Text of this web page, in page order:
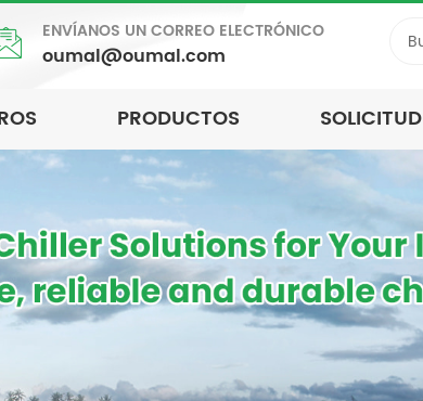
ENVÍANOS UN CORREO ELECTRÓNICO
oumal@oumal.com
PRODUCTOS SOLICITUD